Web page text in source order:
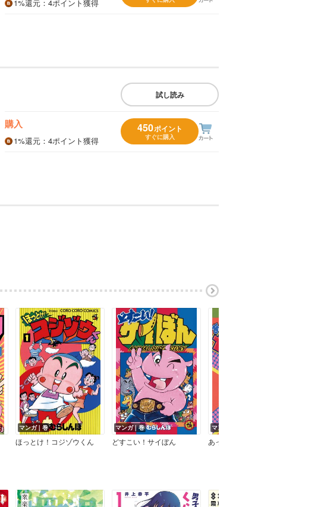
1%還元 ：4ポイント獲得
試し読み
購入
1%還元 ：4ポイント獲得
450ポイント
すぐに購入
マンガ｜巻
ほっとけ！コジゾウくん
マンガ｜巻
どすこい！サイぼん
マンガ｜巻
あっぱれメガバカBoys